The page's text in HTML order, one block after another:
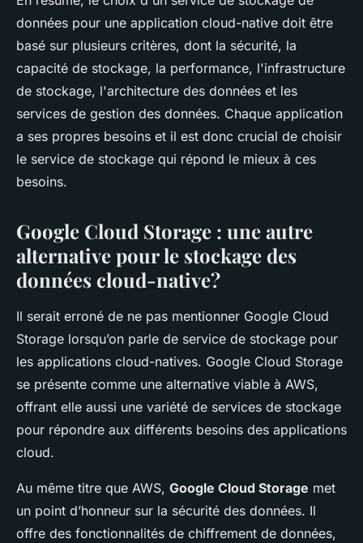
données pour une application cloud-native doit être
basé sur plusieurs critères, dont la sécurité, la
capacité de stockage, la performance, l'infrastructure
de stockage, l'architecture des données et les
services de gestion des données. Chaque application
a ses propres besoins et il est donc crucial de choisir
le service de stockage qui répond le mieux à ces
besoins.
Google Cloud Storage : une autre
alternative pour le stockage des
données cloud-native?
Il serait erroné de ne pas mentionner Google Cloud
Storage lorsqu’on parle de service de stockage pour
les applications cloud-natives. Google Cloud Storage
se présente comme une alternative viable à AWS,
offrant elle aussi une variété de services de stockage
pour répondre aux différents besoins des applications
cloud.
Au même titre que AWS, Google Cloud Storage met
un point d’honneur sur la sécurité des données. Il
offre des fonctionnalités de chiffrement de données,